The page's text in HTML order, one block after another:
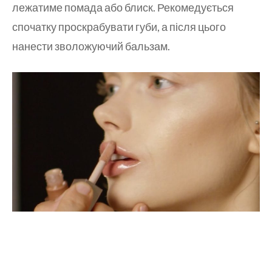
лежатиме помада або блиск. Рекомедується
спочатку проскрабувати губи, а після цього
нанести зволожуючий бальзам.